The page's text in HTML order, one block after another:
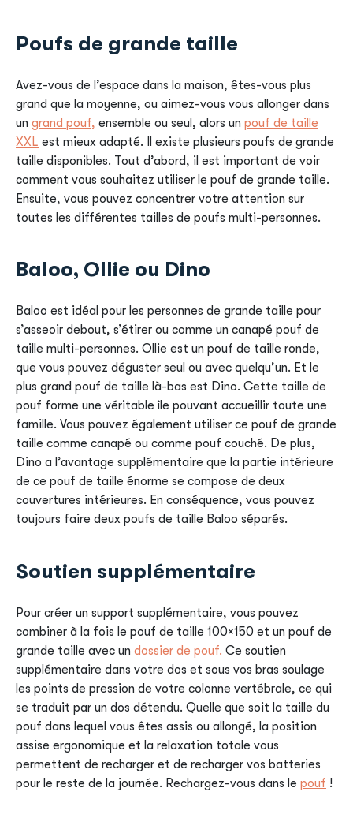
Poufs de grande taille
Avez-vous de l’espace dans la maison, êtes-vous plus
grand que la moyenne, ou aimez-vous vous allonger dans
un grand pouf, ensemble ou seul, alors un pouf de taille
XXL est mieux adapté. Il existe plusieurs poufs de grande
taille disponibles. Tout d’abord, il est important de voir
comment vous souhaitez utiliser le pouf de grande taille.
Ensuite, vous pouvez concentrer votre attention sur
toutes les différentes tailles de poufs multi-personnes.
Baloo, Ollie ou Dino
Baloo est idéal pour les personnes de grande taille pour
s’asseoir debout, s’étirer ou comme un canapé pouf de
taille multi-personnes. Ollie est un pouf de taille ronde,
que vous pouvez déguster seul ou avec quelqu’un. Et le
plus grand pouf de taille là-bas est Dino. Cette taille de
pouf forme une véritable île pouvant accueillir toute une
famille. Vous pouvez également utiliser ce pouf de grande
taille comme canapé ou comme pouf couché. De plus,
Dino a l’avantage supplémentaire que la partie intérieure
de ce pouf de taille énorme se compose de deux
couvertures intérieures. En conséquence, vous pouvez
toujours faire deux poufs de taille Baloo séparés.
Soutien supplémentaire
Pour créer un support supplémentaire, vous pouvez
combiner à la fois le pouf de taille 100×150 et un pouf de
grande taille avec un dossier de pouf. Ce soutien
supplémentaire dans votre dos et sous vos bras soulage
les points de pression de votre colonne vertébrale, ce qui
se traduit par un dos détendu. Quelle que soit la taille du
pouf dans lequel vous êtes assis ou allongé, la position
assise ergonomique et la relaxation totale vous
permettent de recharger et de recharger vos batteries
pour le reste de la journée. Rechargez-vous dans le pouf !